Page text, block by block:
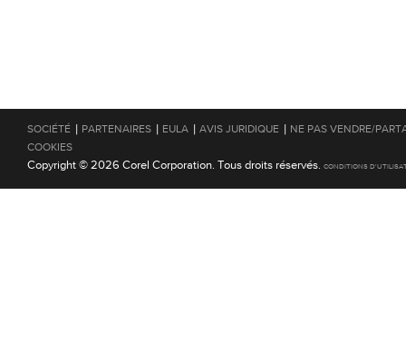
SOCIÉTÉ | PARTENAIRES | EULA | AVIS JURIDIQUE | NE PAS VENDRE/
COOKIES
Copyright © 2026 Corel Corporation. Tous droits réservés. CONDITIONS